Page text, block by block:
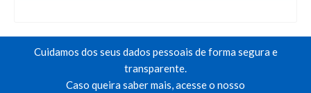
Cuidamos dos seus dados pessoais de forma segura e
transparente.
Caso queira saber mais, acesse o nosso